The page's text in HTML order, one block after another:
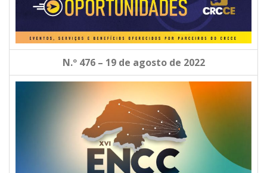
N.º 476 – 19 de agosto de 2022